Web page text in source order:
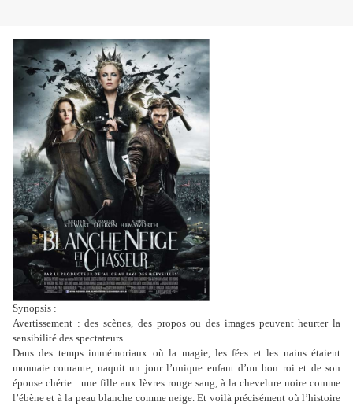
Synopsis :
Avertissement : des scènes, des propos ou des images peuvent heurter la
sensibilité des spectateurs
Dans des temps immémoriaux où la magie, les fées et les nains étaient
monnaie courante, naquit un jour l’unique enfant d’un bon roi et de son
épouse chérie : une fille aux lèvres rouge sang, à la chevelure noire comme
l’ébène et à la peau blanche comme neige. Et voilà précisément où l’histoire